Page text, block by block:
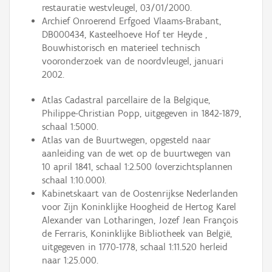
restauratie westvleugel, 03/01/2000.
Archief Onroerend Erfgoed Vlaams-Brabant,
DB000434, Kasteelhoeve Hof ter Heyde ,
Bouwhistorisch en materieel technisch
vooronderzoek van de noordvleugel, januari
2002.
Atlas Cadastral parcellaire de la Belgique,
Philippe-Christian Popp, uitgegeven in 1842-1879,
schaal 1:5000.
Atlas van de Buurtwegen, opgesteld naar
aanleiding van de wet op de buurtwegen van
10 april 1841, schaal 1:2.500 (overzichtsplannen
schaal 1:10.000).
Kabinetskaart van de Oostenrijkse Nederlanden
voor Zijn Koninklijke Hoogheid de Hertog Karel
Alexander van Lotharingen, Jozef Jean François
de Ferraris, Koninklijke Bibliotheek van België,
uitgegeven in 1770-1778, schaal 1:11.520 herleid
naar 1:25.000.